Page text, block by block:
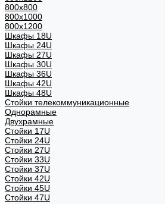
800x800
800х1000
800х1200
Шкафы 18U
Шкафы 24U
Шкафы 27U
Шкафы 30U
Шкафы 36U
Шкафы 42U
Шкафы 48U
Стойки телекоммуникационные
Однорамные
Двухрамные
Стойки 17U
Стойки 24U
Стойки 27U
Стойки 33U
Стойки 37U
Стойки 42U
Стойки 45U
Стойки 47U